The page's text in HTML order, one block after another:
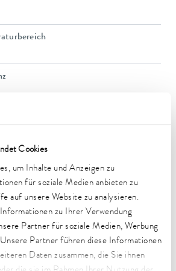
Cookies
um Inhalte und Anzeigen zu
für soziale Medien anbieten zu
auf unsere Website zu analysieren.
zu Ihrer Verwendung
Partner für soziale Medien, Werbung
Partner führen diese Informationen
Daten zusammen, die Sie ihnen